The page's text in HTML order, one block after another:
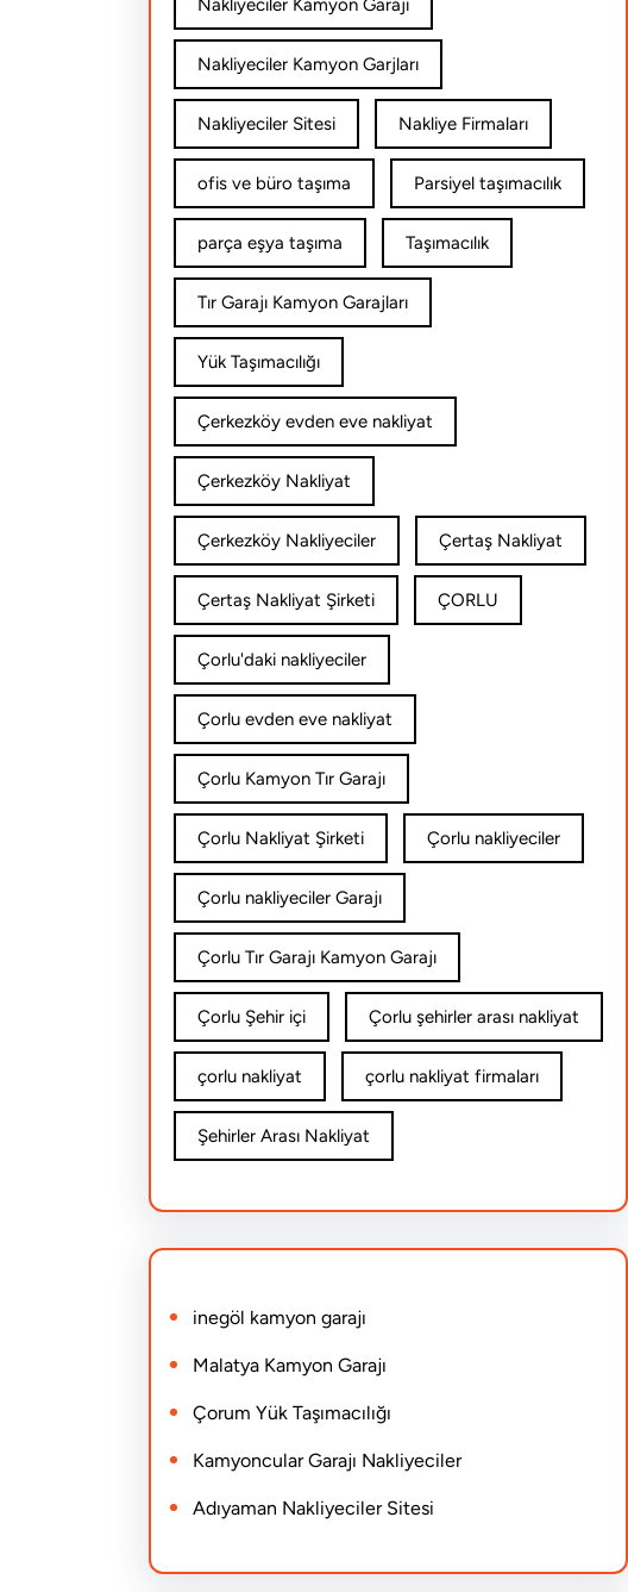
Nakliyeciler Kamyon Garajı
Nakliyeciler Kamyon Garjları
Nakliyeciler Sitesi Nakliye Firmaları
ofis ve büro taşıma Parsiyel taşımacılık
parça eşya taşıma Taşımacılık
Tır Garajı Kamyon Garajları
Yük Taşımacılığı
Çerkezköy evden eve nakliyat
Çerkezköy Nakliyat
Çerkezköy Nakliyeciler Çertaş Nakliyat
Çertaş Nakliyat Şirketi ÇORLU
Çorlu'daki nakliyeciler
Çorlu evden eve nakliyat
Çorlu Kamyon Tır Garajı
Çorlu Nakliyat Şirketi Çorlu nakliyeciler
Çorlu nakliyeciler Garajı
Çorlu Tır Garajı Kamyon Garajı
Çorlu Şehir içi Çorlu şehirler arası nakliyat
çorlu nakliyat çorlu nakliyat firmaları
Şehirler Arası Nakliyat
inegöl kamyon garajı
Malatya Kamyon Garajı
Çorum Yük Taşımacılığı
Kamyoncular Garajı Nakliyeciler
Adıyaman Nakliyeciler Sitesi